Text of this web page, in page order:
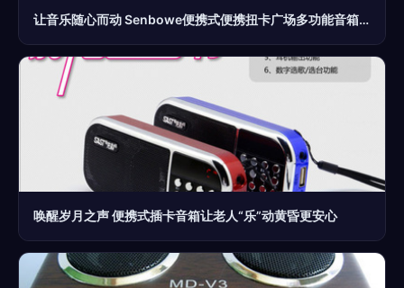
让音乐随心而动 Senbowe便携式便携扭卡广场多功能音箱体验
唤醒岁月之声 便携式插卡音箱让老人“乐”动黄昏更安心